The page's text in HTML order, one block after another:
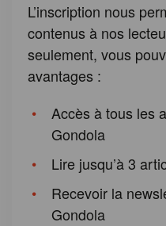
L’inscription nous
contenus à nos
seulement, vous
avantages :
Accès à tous les
Gondola
Lire jusqu’à 3
Recevoir la
Gondola